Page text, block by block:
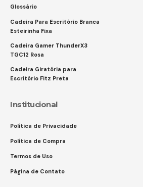
Glossário
Cadeira Para Escritório Branca
Esteirinha Fixa
Cadeira Gamer ThunderX3
TGC12 Rosa
Cadeira Giratória para
Escritório Fitz Preta
Institucional
Política de Privacidade
Política de Compra
Termos de Uso
Página de Contato